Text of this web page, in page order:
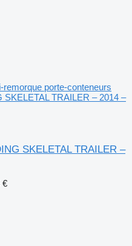
remorque porte-conteneurs
TRAILER – 2014 –
SKELETAL TRAILER –
€